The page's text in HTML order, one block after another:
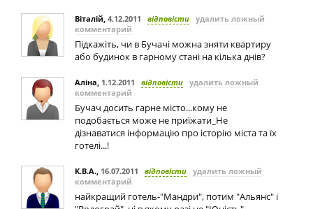
Віталій, 4.12.2011 відповісти удалить ложный
комментарий
Підкажіть, чи в Бучачі можна зняти квартиру
або будинок в гарному стані на кілька днів?
Аліна, 1.12.2011 відповісти удалить ложный
комментарий
Бучач досить гарне місто...кому не
подобається може не приїжати_Не
дізнаватися інформацію про історію міста та їх
готелі...!
K.B.A., 16.07.2011 відповісти удалить ложный
комментарий
найкращий готель-"Мандри", потим "Альянс" і